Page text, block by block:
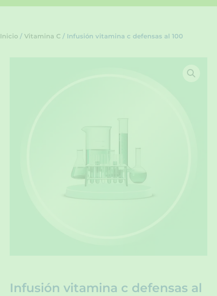
Inicio / Vitamina C / Infusión vitamina c defensas al 100
Infusión vitamina c defensas al